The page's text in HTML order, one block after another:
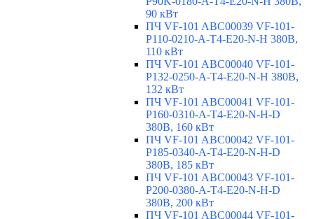
90 кВт
ПЧ VF-101 ABC00039 VF-101-
P110-0210-A-T4-E20-N-H 380В,
110 кВт
ПЧ VF-101 ABC00040 VF-101-
P132-0250-A-T4-E20-N-H 380В,
132 кВт
ПЧ VF-101 ABC00041 VF-101-
P160-0310-A-T4-E20-N-H-D
380В, 160 кВт
ПЧ VF-101 ABC00042 VF-101-
P185-0340-A-T4-E20-N-H-D
380В, 185 кВт
ПЧ VF-101 ABC00043 VF-101-
P200-0380-A-T4-E20-N-H-D
380В, 200 кВт
ПЧ VF-101 ABC00044 VF-101-